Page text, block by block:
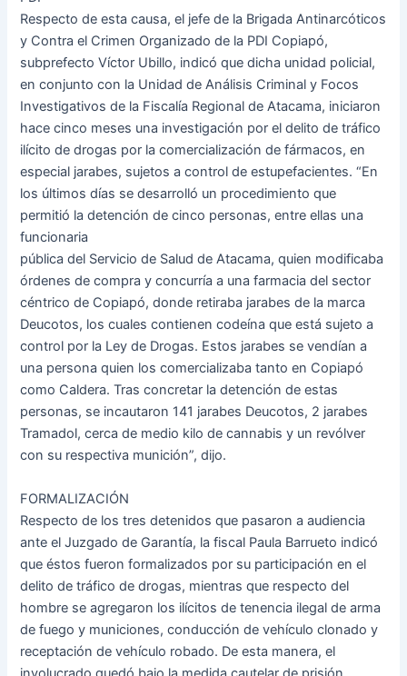
Respecto de esta causa, el jefe de la Brigada Antinarcóticos
y Contra el Crimen Organizado de la PDI Copiapó,
subprefecto Víctor Ubillo, indicó que dicha unidad policial,
en conjunto con la Unidad de Análisis Criminal y Focos
Investigativos de la Fiscalía Regional de Atacama, iniciaron
hace cinco meses una investigación por el delito de tráfico
ilícito de drogas por la comercialización de fármacos, en
especial jarabes, sujetos a control de estupefacientes. “En
los últimos días se desarrolló un procedimiento que
permitió la detención de cinco personas, entre ellas una
funcionaria
pública del Servicio de Salud de Atacama, quien modificaba
órdenes de compra y concurría a una farmacia del sector
céntrico de Copiapó, donde retiraba jarabes de la marca
Deucotos, los cuales contienen codeína que está sujeto a
control por la Ley de Drogas. Estos jarabes se vendían a
una persona quien los comercializaba tanto en Copiapó
como Caldera. Tras concretar la detención de estas
personas, se incautaron 141 jarabes Deucotos, 2 jarabes
Tramadol, cerca de medio kilo de cannabis y un revólver
con su respectiva munición”, dijo.
FORMALIZACIÓN
Respecto de los tres detenidos que pasaron a audiencia
ante el Juzgado de Garantía, la fiscal Paula Barrueto indicó
que éstos fueron formalizados por su participación en el
delito de tráfico de drogas, mientras que respecto del
hombre se agregaron los ilícitos de tenencia ilegal de arma
de fuego y municiones, conducción de vehículo clonado y
receptación de vehículo robado. De esta manera, el